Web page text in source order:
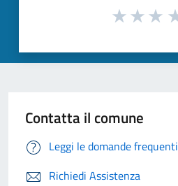
Contatta il comune
Leggi le domande frequenti
Richiedi Assistenza